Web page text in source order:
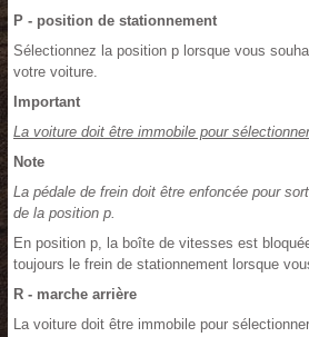
P - position de stationnement
Sélectionnez la position p lorsque vous
votre voiture.
Important
La voiture doit être immobile pour
Note
La pédale de frein doit être enfoncée pour
de la position p.
En position p, la boîte de vitesses est
toujours le frein de stationnement lorsque
R - marche arrière
La voiture doit être immobile pour